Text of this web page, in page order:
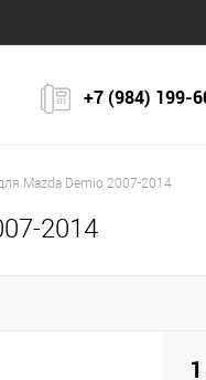
+7 (984)
Mazda Demio 2007-2014
2014